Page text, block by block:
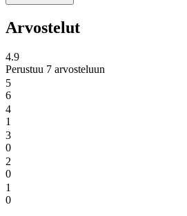
Arvostelut
4.9
Perustuu 7 arvosteluun
5
6
4
1
3
0
2
0
1
0